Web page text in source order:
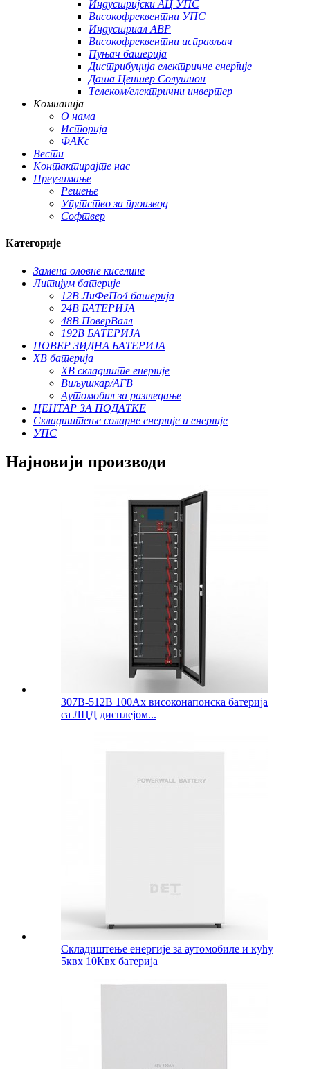
Индустријски АЦ УПС
Високофреквентни УПС
Индустриал АВР
Високофреквентни исправљач
Пуњач батерија
Дистрибуција електричне енергије
Дата Центер Солутион
Телеком/електрични инвертер
Компанија
О нама
Историја
ФАКс
Вести
Контактирајте нас
Преузимање
Решење
Упутство за производ
Софтвер
Категорије
Замена оловне киселине
Литијум батерије
12В ЛиФеПо4 батерија
24В БАТЕРИЈА
48В ПоверВалл
192В БАТЕРИЈА
ПОВЕР ЗИДНА БАТЕРИЈА
ХВ батерија
ХВ складиште енергије
Виљушкар/АГВ
Аутомобил за разгледање
ЦЕНТАР ЗА ПОДАТКЕ
Складиштење соларне енергије и енергије
УПС
Најновији производи
307В-512В 100Ах високонапонска батерија
са ЛЦД дисплејом...
Складиштење енергије за аутомобиле и кућу
5квх 10Квх батерија